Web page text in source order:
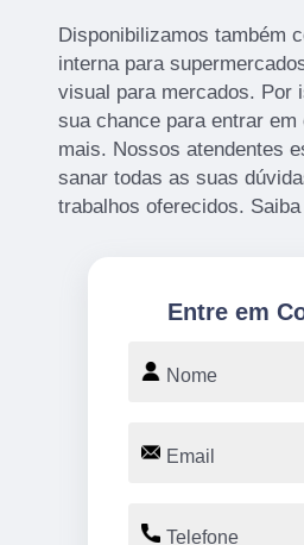
Disponibilizamos também
interna para
visual para mercados. Por
sua chance para entrar
mais. Nossos atendentes
sanar todas as suas
trabalhos oferecidos.
Entre em